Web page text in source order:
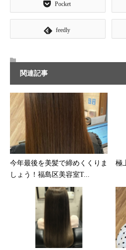
Pocket
feedly
関連記事
今年最後を美髪で締めくくりま
しょう！福島区美容室T...
極